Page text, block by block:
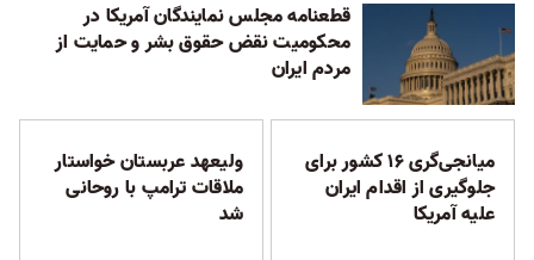
قطعنامه مجلس نمایندگان آمریکا در
محکومیت نقض حقوق بشر و حمایت از
مردم ایران
میانجی‌گری ۱۶ کشور برای
جلوگیری از اقدام ایران
علیه آمریکا
ولیعهد عربستان خواستار
ملاقات ترامپ با روحانی
شد